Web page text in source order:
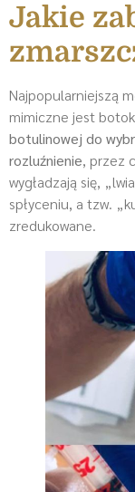
Jakie
Najpopularniejszą
mimiczne jest
botulinowej do
rozluźnienie, przez
wygładzają się,
spłyceniu, a tzw.
zredukowane.